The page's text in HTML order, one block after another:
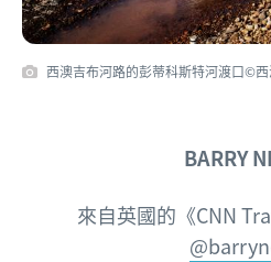
西澳吉布河路的彭蒂科斯特河渡口©
BARRY
來自英國的 《CNN